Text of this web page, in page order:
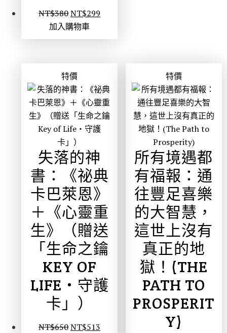
NT$380NT$299
加入購物車
特價
失落的神
書：《祕典
卡巴萊恩》
＋《心靈重
生》（贈送
「生命之鑰
KEY OF
LIFE‧守護
卡」）
NT$650NT$513
特價
所有境遇都
有福報：通
往豐足喜樂
的大智慧，
這世上沒有
真正的地
獄！(THE
PATH TO
PROSPERIT
Y)